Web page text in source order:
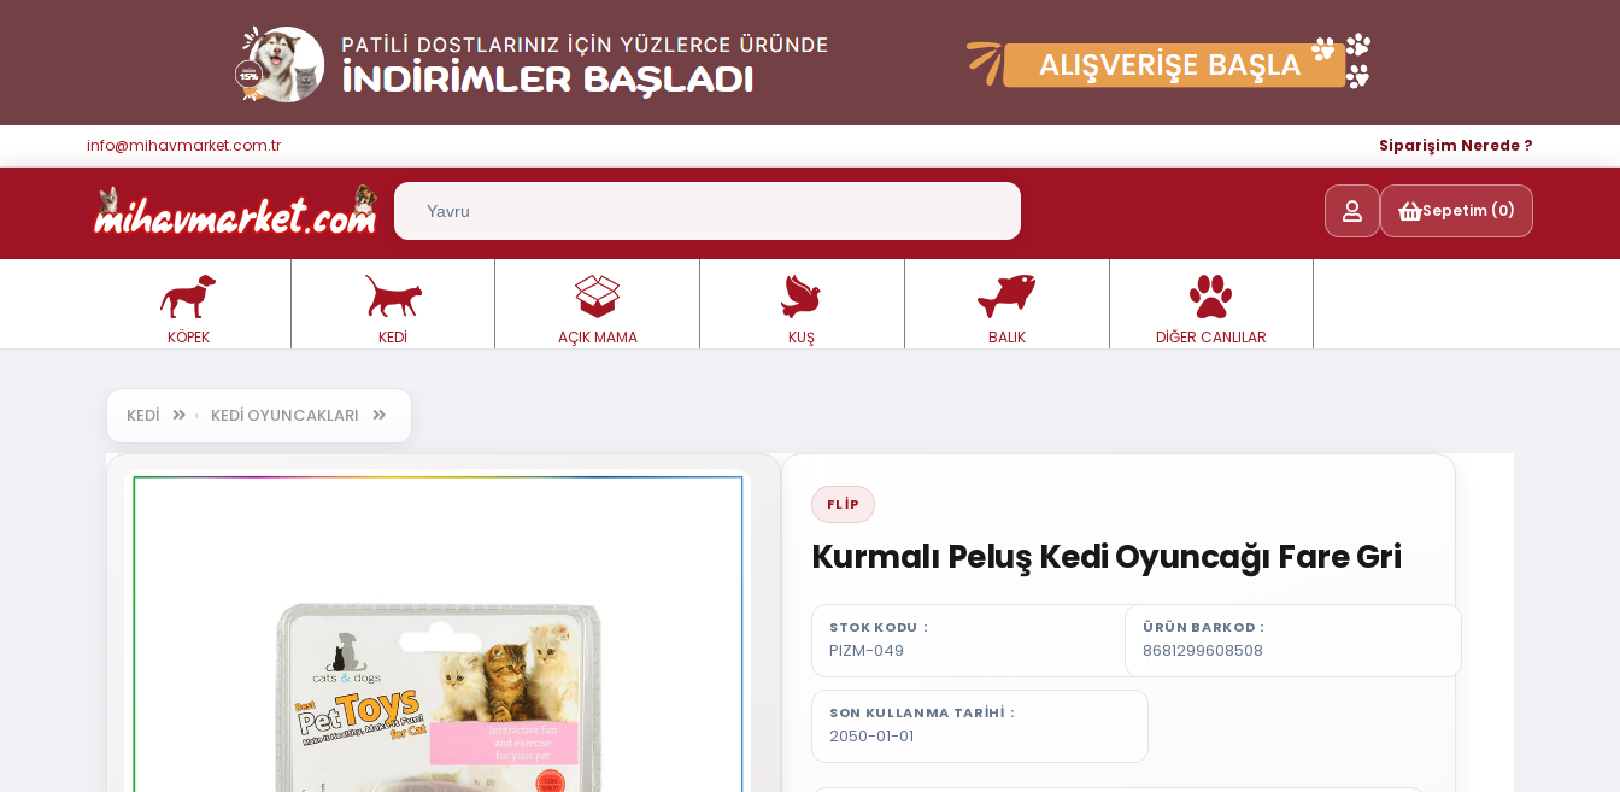
info@mihavmarket.com.tr Siparişim Nerede ?
Sepetim (0)
KÖPEK KEDİ AÇIK MAMA KUŞ BALIK DİĞER CANLILAR
KEDİ KEDİ OYUNCAKLARI
FLIP
Kurmalı Peluş Kedi Oyuncağı Fare Gri
STOK KODU
PIZM-049
ÜRÜN BARKOD
8681299608508
SON KULLANMA TARIHI
2050-01-01